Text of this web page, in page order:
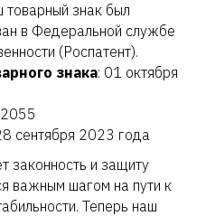
знак был
в Федеральной службе
(Роспатент).
знака: 01 октября
сентября 2023 года
законность и защиту
важным шагом на пути к
Теперь наш